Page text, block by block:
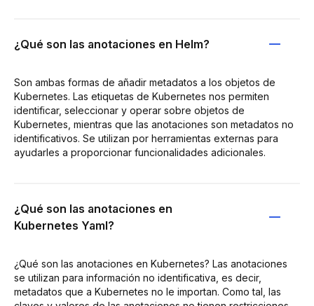
¿Qué son las anotaciones en Helm?
Son ambas formas de añadir metadatos a los objetos de
Kubernetes. Las etiquetas de Kubernetes nos permiten
identificar, seleccionar y operar sobre objetos de
Kubernetes, mientras que las anotaciones son metadatos no
identificativos. Se utilizan por herramientas externas para
ayudarles a proporcionar funcionalidades adicionales.
¿Qué son las anotaciones en
Kubernetes Yaml?
¿Qué son las anotaciones en Kubernetes? Las anotaciones
se utilizan para información no identificativa, es decir,
metadatos que a Kubernetes no le importan. Como tal, las